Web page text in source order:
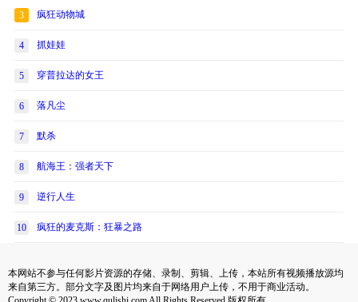
3 疯狂动物城
4 抓娃娃
5 穿普拉达的女王
6 落凡尘
7 默杀
8 航海王：强者天下
9 逆行人生
10 疯狂的麦克斯：狂暴之路
本网站不参与任何影片资源的存储、录制、剪辑、上传，本站所有视频播放源均
来自第三方。部分文字及图片均来自于网络用户上传，不用于商业活动。